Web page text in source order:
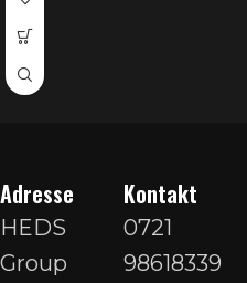
Adresse
HEDS
Group
Kontakt
0721
98618339